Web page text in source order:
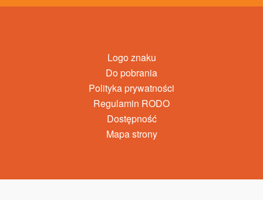
Logo znaku
Do pobrania
Polityka prywatności
Regulamin RODO
Dostępność
Mapa strony